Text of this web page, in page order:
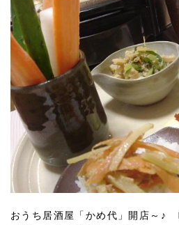
おうち居酒屋「かめ代」開店～♪